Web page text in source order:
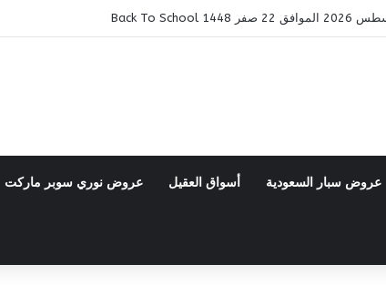
عروض سبار السعودية أسواق العقيل عروض نوري سوبر ماركت